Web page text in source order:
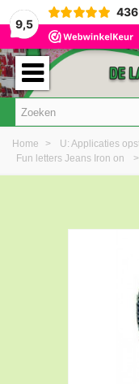
9,5
436
Home > U: Applicaties
Fun letters Jeans Iron on
>